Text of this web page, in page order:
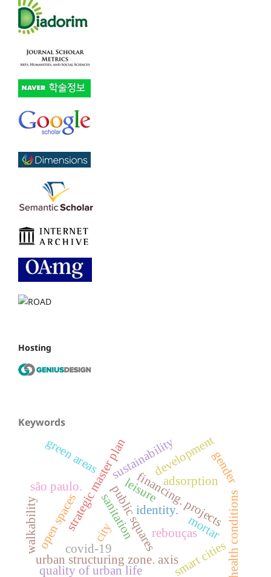
Hosting
Keywords
public squares
city
identity.
urban structuring zone. axis
rebouças
strategic master plan
são paulo.
smart cities
financing. projectshealth conditions
covid-19
adsorption
sanitation
sustainabilitydevelopment
open spaces
quality of urban life
leisure
green areas
walkability
gender
mortar